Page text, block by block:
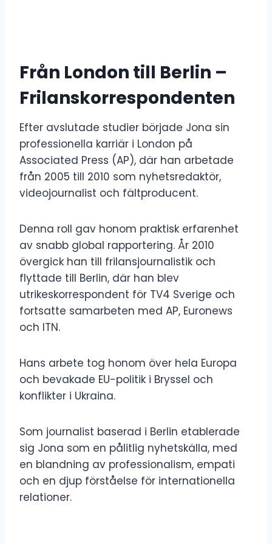
Från London till Berlin –
Frilanskorrespondenten
Efter avslutade studier började Jona sin
professionella karriär i London på
Associated Press (AP), där han arbetade
från 2005 till 2010 som nyhetsredaktör,
videojournalist och fältproducent.
Denna roll gav honom praktisk erfarenhet
av snabb global rapportering. År 2010
övergick han till frilansjournalistik och
flyttade till Berlin, där han blev
utrikeskorrespondent för TV4 Sverige och
fortsatte samarbeten med AP, Euronews
och ITN.
Hans arbete tog honom över hela Europa
och bevakade EU-politik i Bryssel och
konflikter i Ukraina.
Som journalist baserad i Berlin etablerade
sig Jona som en pålitlig nyhetskälla, med
en blandning av professionalism, empati
och en djup förståelse för internationella
relationer.